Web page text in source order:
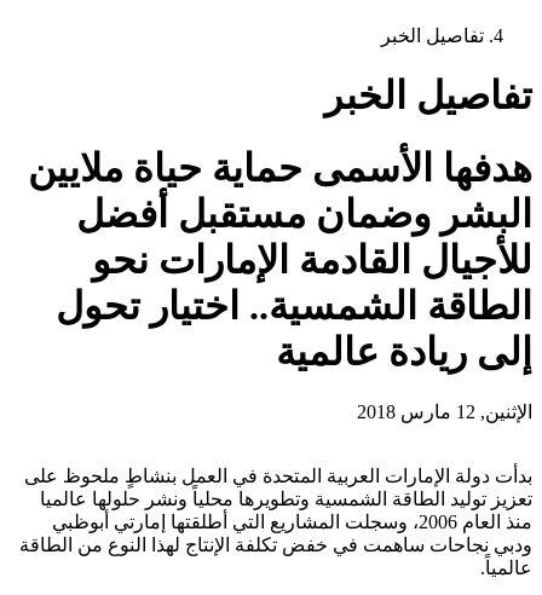
تفاصيل الخبر
تفاصيل الخبر
هدفها الأسمى حماية حياة ملايين
البشر وضمان مستقبل أفضل
للأجيال القادمة الإمارات نحو
الطاقة الشمسية.. اختيار تحول
إلى ريادة عالمية
الإثنين, 12 مارس 2018
بدأت دولة الإمارات العربية المتحدة في العمل بنشاطٍ ملحوظ على
تعزيز توليد الطاقة الشمسية وتطويرها محلياً ونشر حلولها عالميا
منذ العام 2006، وسجلت المشاريع التي أطلقتها إمارتي أبوظبي
ودبي نجاحات ساهمت في خفض تكلفة الإنتاج لهذا النوع من الطاقة
عالمياً.